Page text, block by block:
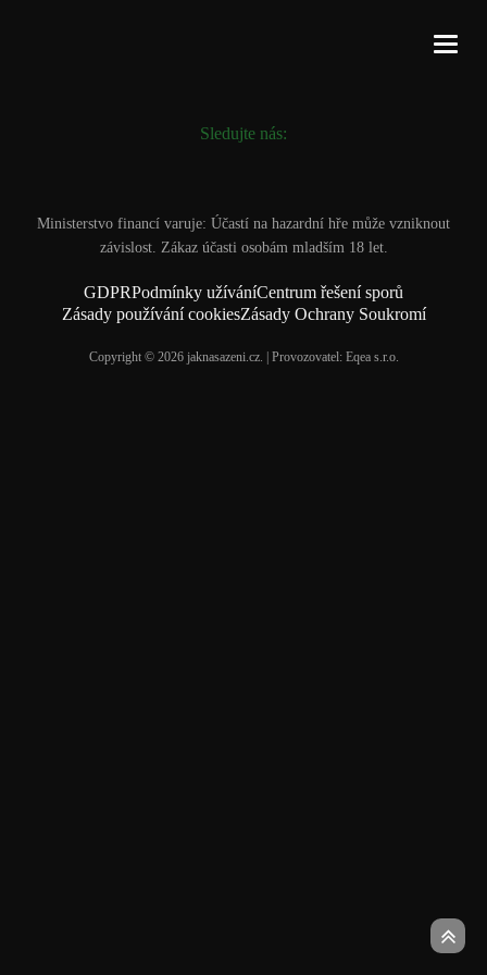
Sledujte nás:
Ministerstvo financí varuje: Účastí na hazardní hře může vzniknout
závislost. Zákaz účasti osobám mladším 18 let.
GDPRPodmínky užíváníCentrum řešení sporů
Zásady používání cookiesZásady Ochrany Soukromí
Copyright © 2026 jaknasazeni.cz. | Provozovatel: Eqea s.r.o.